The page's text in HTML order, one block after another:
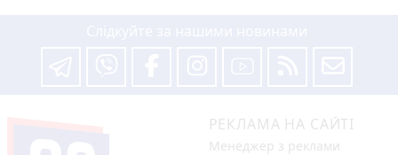
РЕКЛАМА НА САЙТІ
Менеджер з реклами